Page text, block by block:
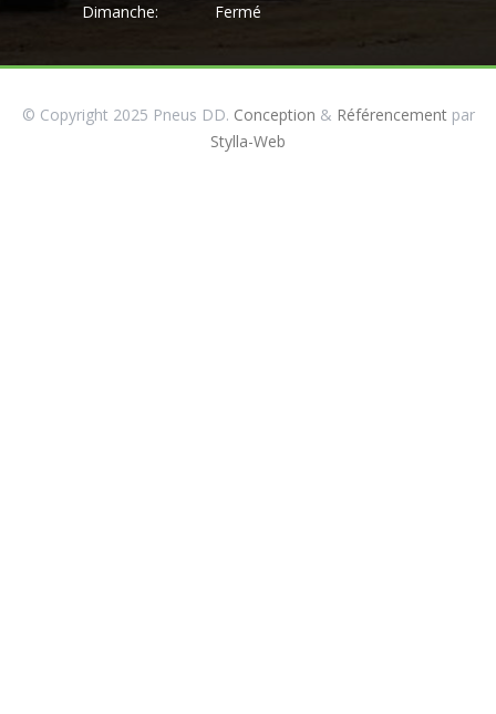
Dimanche:
Fermé
© Copyright 2025 Pneus DD. Conception & Référencementpar
Stylla-Web